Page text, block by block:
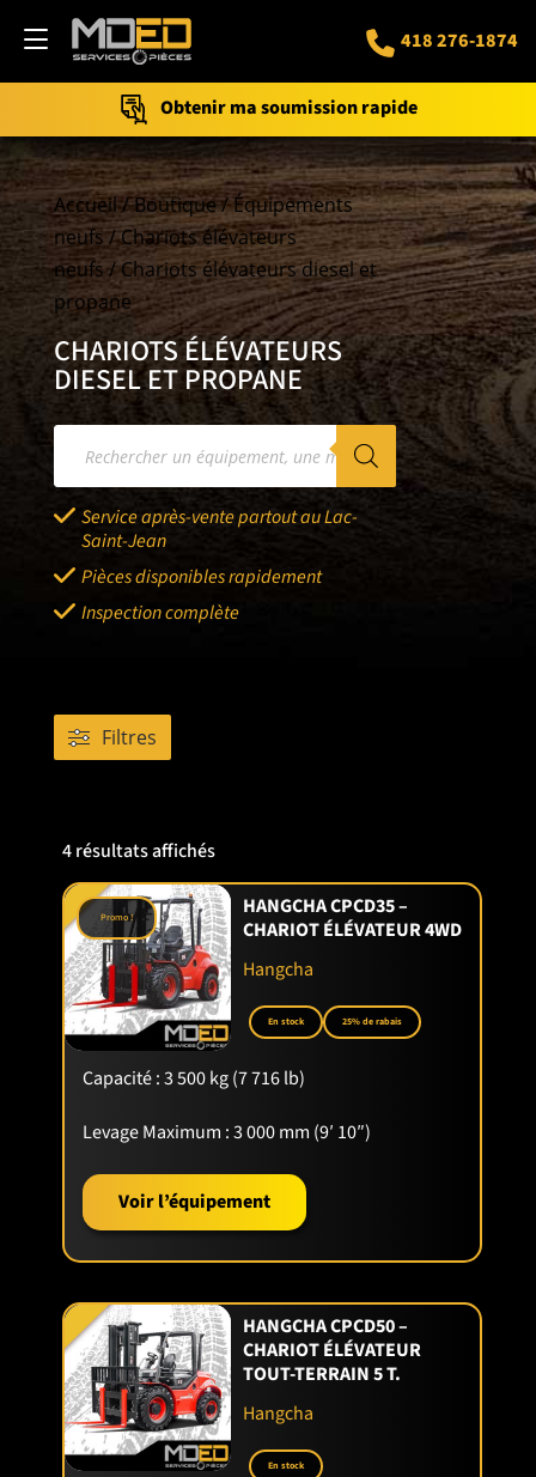
418 276-1874
Obtenir ma soumission rapide
Accueil/Boutique/Équipements
neufs/Chariots élévateurs
neufs/ Chariots élévateurs diesel et
propane
CHARIOTS ÉLÉVATEURS
DIESEL ET PROPANE
Recherche
produits
Service après-vente partout au Lac-
Saint-Jean
Pièces disponibles rapidement
Inspection complète
4 résultats affichés
Promo !
HANGCHA CPCD35 –
CHARIOT ÉLÉVATEUR 4WD
Hangcha
En stock 25% de rabais
Capacité :3 500 kg (7 716 lb)
Levage Maximum :3 000 mm (9′ 10″)
Voir l’équipement
HANGCHA CPCD50 –
CHARIOT ÉLÉVATEUR
TOUT-TERRAIN 5 T.
Hangcha
En stock
Filtres